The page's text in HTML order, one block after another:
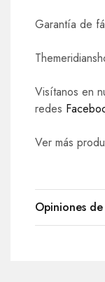
Garantía de
Visítanos en
redes
Ver más
Opiniones